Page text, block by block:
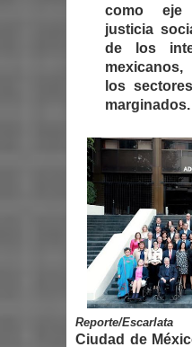
como eje
justicia
de los
los
marginados.
Reporte/Escarlata
Ciudad de